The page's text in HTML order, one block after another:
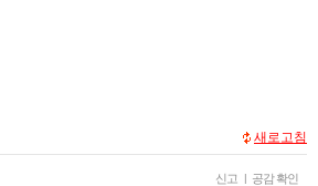
새로고침
신고 | 공감 확인